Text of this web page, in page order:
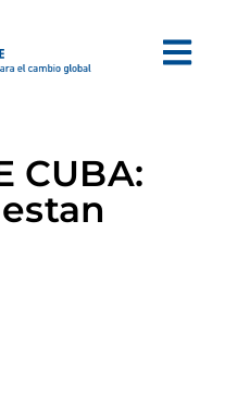
CUBA: